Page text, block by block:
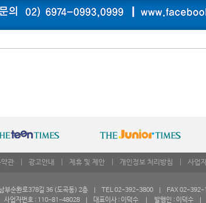
약관 광고안내 제휴 및 제안 개인정보 처리방침 사업
남부순환로378길 36 (도곡동) 2층 | TEL 02-392-3800 | FAX 02-392-
업자번호 : 110-81-48028 | 대표이사 : 이덕수 | 발행인 : 이덕수 |